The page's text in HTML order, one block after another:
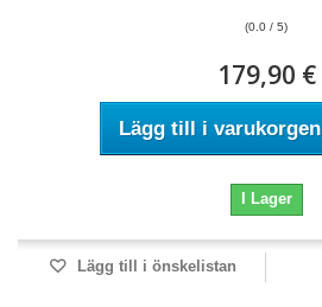
(0.0 / 5)
179,90 €
Lägg till i varukorgen
I Lager
Lägg till i önskelistan